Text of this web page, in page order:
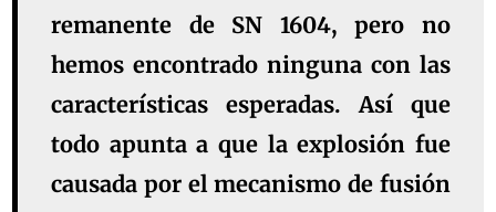
remanente de SN 1604, pero no
hemos encontrado ninguna con las
características esperadas. Así que
todo apunta a que la explosión fue
causada por el mecanismo de fusión